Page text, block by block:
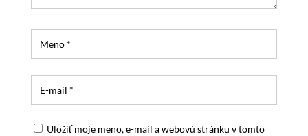
Uložiť moje meno, e-mail a webovú stránku v tomto